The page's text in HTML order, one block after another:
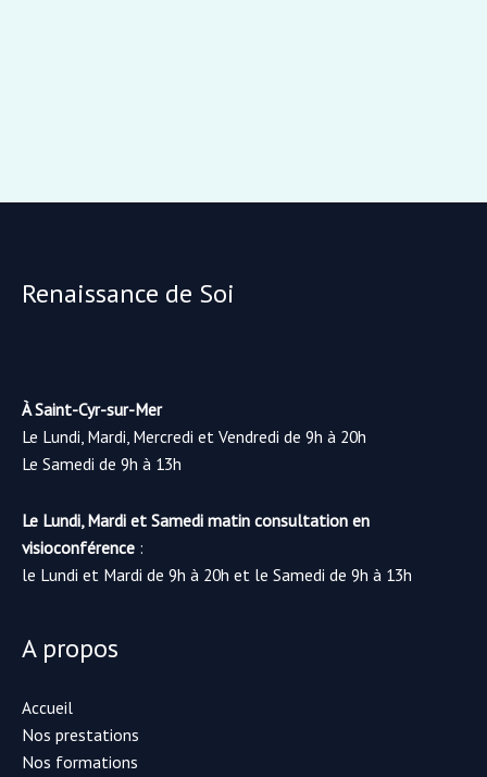
Renaissance de Soi
À Saint-Cyr-sur-Mer
Le Lundi, Mardi, Mercredi et Vendredi de 9h à 20h
Le Samedi de 9h à 13h
Le Lundi, Mardi et Samedi matin consultation en
visioconférence :
le Lundi et Mardi de 9h à 20h et le Samedi de 9h à 13h
A propos
Accueil
Nos prestations
Nos formations